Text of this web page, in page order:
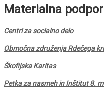
Materialna
Centri za socialno delo
Območna združenja Rdečega
Škofijska Karitas
Petka za nasmeh in Inštitut 8.